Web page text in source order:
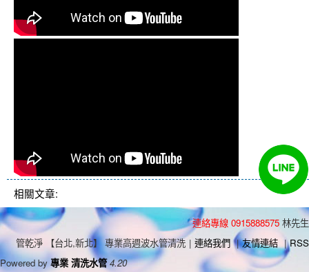
相關文章:
連絡專線 0915888575 林先生
管乾淨 【台北,新北】 專業高週波水管清洗 | 連絡我們 | 友情連結 | RSS
Powered by 專業 清洗水管 4.20